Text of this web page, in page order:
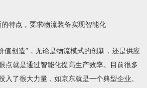
特点，要求物流装备实现智能化
创造”，无论是物流模式的创新，还是供应
点就是通过智能化提高生产效率。目前很多
入了很大力量，如京东就是一个典型企业。